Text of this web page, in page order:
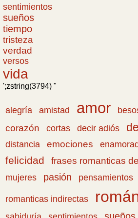
sentimientos
sueños
tiempo
tristeza
verdad
versos
vida
';zstring(3794) "
alegría amistad amor
corazón
cortas decir adiós
distancia emociones
felicidad frases romanticas
mujeres
pasión pensamientos
romanticas indirectas